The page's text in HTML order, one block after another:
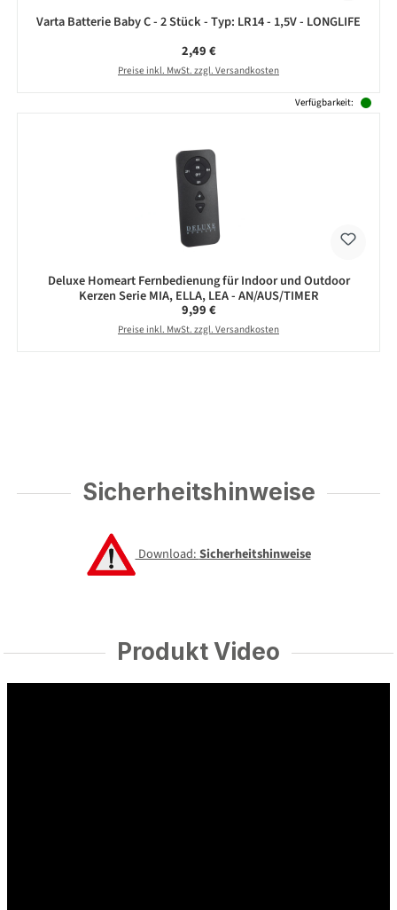
Varta Batterie Baby C - 2 Stück - Typ: LR14 - 1,5V - LONGLIFE
Regulärer Preis:
2,49 €
Preise inkl. MwSt. zzgl. Versandkosten
Verfügbarkeit:
Deluxe Homeart Fernbedienung für Indoor und Outdoor
Kerzen Serie MIA, ELLA, LEA - AN/AUS/TIMER
Regulärer Preis:
9,99 €
Preise inkl. MwSt. zzgl. Versandkosten
Sicherheitshinweise
Download:Sicherheitshinweise
Produkt Video